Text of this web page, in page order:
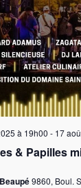
& Papilles
à 19h00 - 17
9860, Boul.